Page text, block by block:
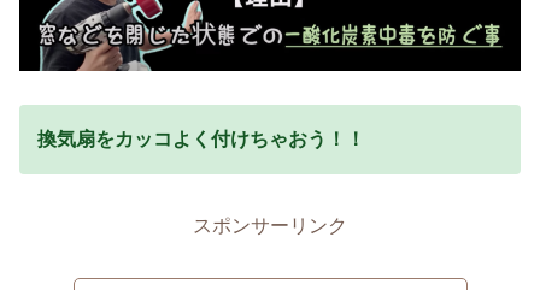
換気扇をカッコよく付けちゃおう！！
スポンサーリンク